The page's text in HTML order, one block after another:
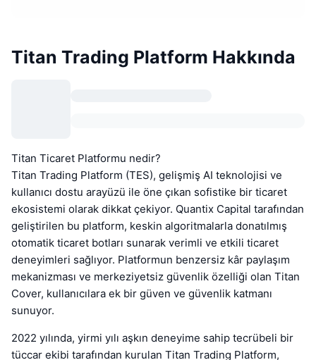
Titan Trading Platform Hakkında
Titan Ticaret Platformu nedir?
Titan Trading Platform (TES), gelişmiş AI teknolojisi ve
kullanıcı dostu arayüzü ile öne çıkan sofistike bir ticaret
ekosistemi olarak dikkat çekiyor. Quantix Capital tarafından
geliştirilen bu platform, keskin algoritmalarla donatılmış
otomatik ticaret botları sunarak verimli ve etkili ticaret
deneyimleri sağlıyor. Platformun benzersiz kâr paylaşım
mekanizması ve merkeziyetsiz güvenlik özelliği olan Titan
Cover, kullanıcılara ek bir güven ve güvenlik katmanı
sunuyor.
2022 yılında, yirmi yılı aşkın deneyime sahip tecrübeli bir
tüccar ekibi tarafından kurulan Titan Trading Platform,